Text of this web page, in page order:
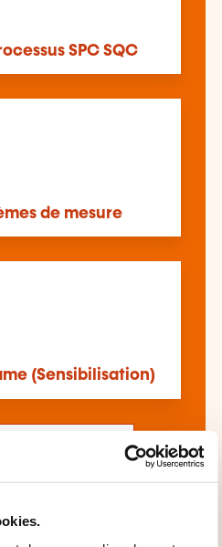
SPC SQC
de mesure
(Sensibilisation)
aussi vous